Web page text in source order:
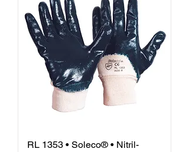
RL 1353 • Soleco® • Nitril-